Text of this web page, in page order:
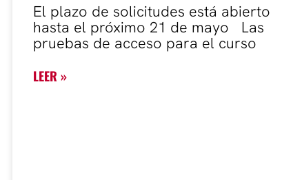
El plazo de solicitudes está abierto
hasta el próximo 21 de mayo Las
pruebas de acceso para el curso
LEER »